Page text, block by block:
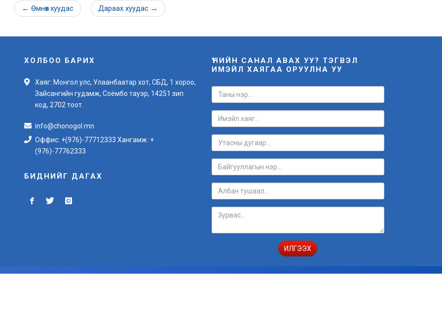
← Өмнөххуудас Дараах хуудас →
ХОЛБОО БАРИХ
Хаяг: Монгол улс, Улаанбаатар хот, СБД, 1 хороо,
Зайсангийн гудамж, Соёмбо тауэр, 14251 зип
код, 2702 тоот.
info@chonogol.mn
Оффис: +(976)-77712333 Хангамж: +
(976)-77762333
БИДНИЙГ ДАГАХ
ҮНИЙН САНАЛ АВАХ УУ? ТЭГВЭЛ
ИМЭЙЛ ХАЯГАА ОРУУЛНА УУ
ИЛГЭЭХ